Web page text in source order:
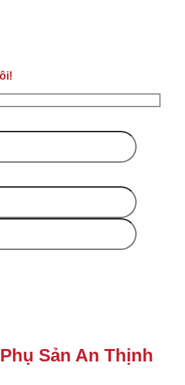
Sản An Thịnh